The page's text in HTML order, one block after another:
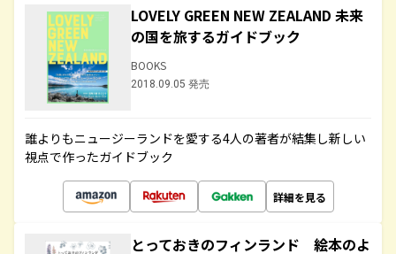
LOVELY GREEN NEW ZEALAND 未来
の国を旅するガイドブック
BOOKS
2018.09.05 発売
誰よりもニュージーランドを愛する4人の著者が結集し新しい
視点で作ったガイドブック
詳細を見る
とっておきのフィンランド 絵本のよ